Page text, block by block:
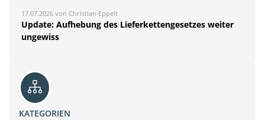
17.07.2026 von Christian Eppelt
Update: Aufhebung des Lieferkettengesetzes weiter
ungewiss
KATEGORIEN